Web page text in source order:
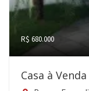
R$ 680.000
Casa à